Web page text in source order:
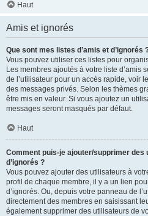
Haut
Amis et ignorés
Que sont mes listes d’amis et d’ignorés
Vous pouvez utiliser ces listes pour
Les membres ajoutés à votre liste d’amis
de l’utilisateur pour un accès rapide, voir
des messages privés. Selon les thèmes
être mis en valeur. Si vous ajoutez un
messages seront masqués par défaut.
Haut
Comment puis-je ajouter/supprimer des
d’ignorés ?
Vous pouvez ajouter des utilisateurs à
profil de chaque membre, il y a un lien
d’ignorés. Ou, depuis votre panneau de
directement des membres en saisissant
également supprimer des utilisateurs de